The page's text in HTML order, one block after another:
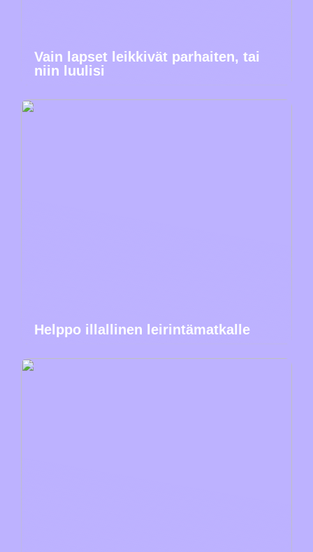
Vain lapset leikkivät parhaiten, tai
niin luulisi
Helppo illallinen leirintämatkalle